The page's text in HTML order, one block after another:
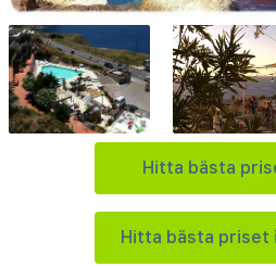
Hitta bästa
Hitta bästa